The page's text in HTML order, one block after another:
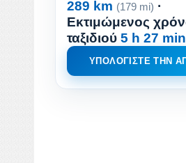
289 km (179 mi) ·
Εκτιμώμενος
ταξιδιού 5 h 27 min
ΥΠΟΛΟΓΊΣΤΕ ΤΗΝ